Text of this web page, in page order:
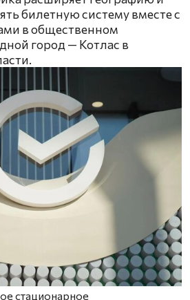
билетную систему вместе с
в общественном
город — Котлас в
стационарное